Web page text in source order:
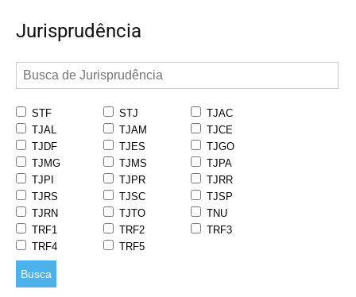
Jurisprudência
STF STJ
TJAC
TJAL
TJAM
TJCE
TJDF
TJES
TJGO
TJMG
TJMS
TJPA
TJPI
TJPR
TJRR
TJRS
TJSC
TJSP
TJRN
TJTO
TNU
TRF1
TRF2
TRF3
TRF4
TRF5
Busca